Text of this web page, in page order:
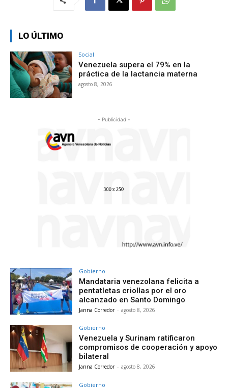
LO ÚLTIMO
Social
Venezuela supera el 79% en la
práctica de la lactancia materna
agosto 8, 2026
- Publicidad -
Gobierno
Mandataria venezolana felicita a
pentatletas criollas por el oro
alcanzado en Santo Domingo
Janna Corredor - agosto 8, 2026
Gobierno
Venezuela y Surinam ratificaron
compromisos de cooperación y apoyo
bilateral
Janna Corredor - agosto 8, 2026
Gobierno